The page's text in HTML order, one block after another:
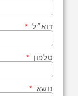
דוא״ל
טלפון
נושא